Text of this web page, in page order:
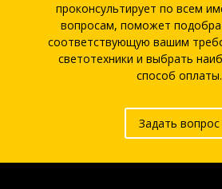
проконсультирует по всем
вопросам, поможет
соответствующую вашим
светотехники и выбрать
способ оплаты.
Задать вопрос